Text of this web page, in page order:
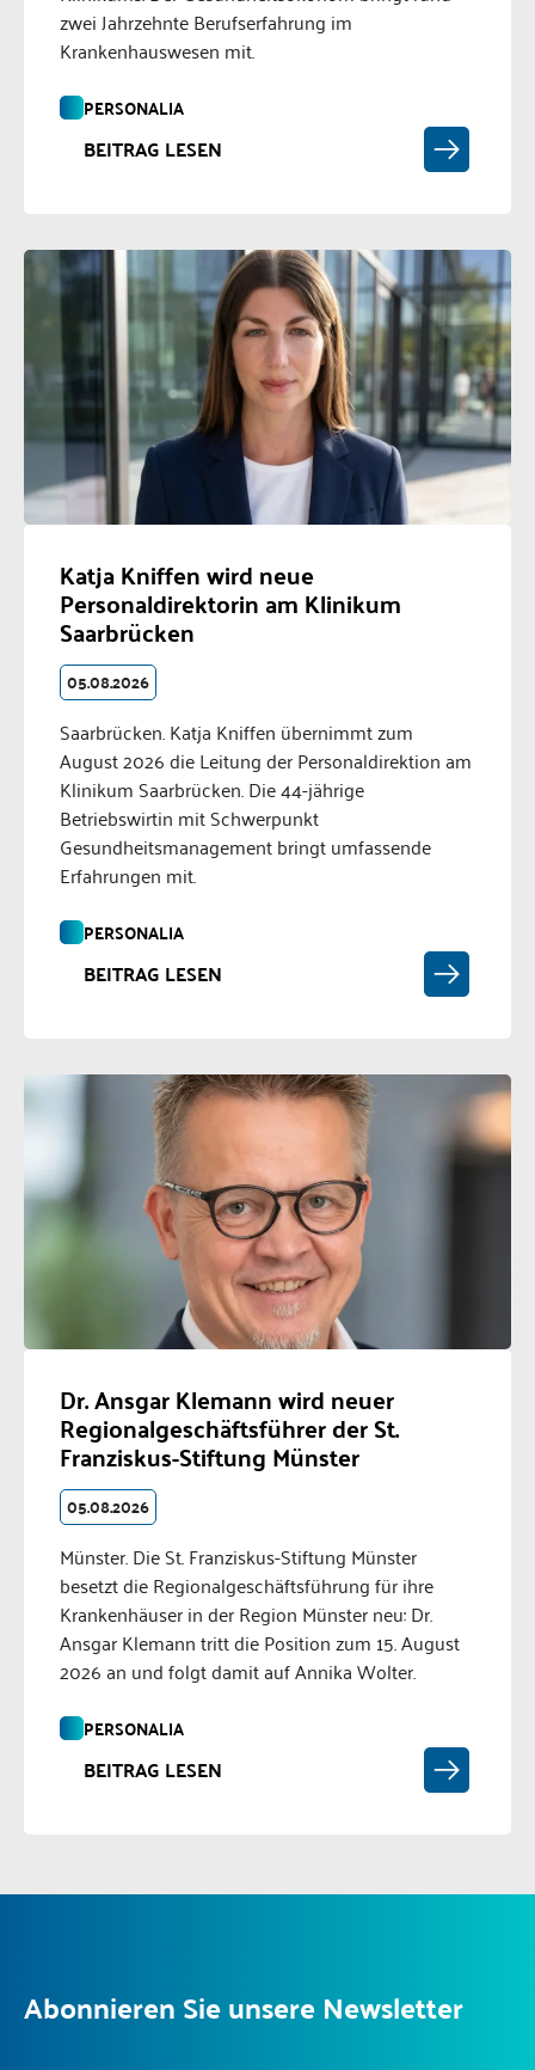
zwei Jahrzehnte Berufserfahrung im
Krankenhauswesen mit.
PERSONALIA
BEITRAG LESEN
Katja Kniffen wird neue
Personaldirektorin am Klinikum
Saarbrücken
05.08.2026
Saarbrücken. Katja Kniffen übernimmt zum
August 2026 die Leitung der Personaldirektion am
Klinikum Saarbrücken. Die 44-jährige
Betriebswirtin mit Schwerpunkt
Gesundheitsmanagement bringt umfassende
Erfahrungen mit.
PERSONALIA
BEITRAG LESEN
Dr. Ansgar Klemann wird neuer
Regionalgeschäftsführer der St.
Franziskus-Stiftung Münster
05.08.2026
Münster. Die St. Franziskus-Stiftung Münster
besetzt die Regionalgeschäftsführung für ihre
Krankenhäuser in der Region Münster neu: Dr.
Ansgar Klemann tritt die Position zum 15. August
2026 an und folgt damit auf Annika Wolter.
PERSONALIA
BEITRAG LESEN
Abonnieren Sie unsere Newsletter